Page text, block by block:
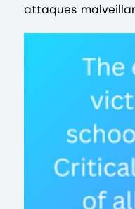
attaques